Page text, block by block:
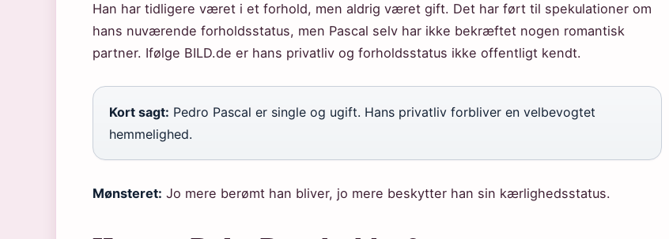
Han har tidligere været i et forhold, men aldrig været gift. Det har ført til spekulationer om
hans nuværende forholdsstatus, men Pascal selv har ikke bekræftet nogen romantisk
partner. Ifølge BILD.de er hans privatliv og forholdsstatus ikke offentligt kendt.
Kort sagt: Pedro Pascal er single og ugift. Hans privatliv forbliver en velbevogtet
hemmelighed.
Mønsteret: Jo mere berømt han bliver, jo mere beskytter han sin kærlighedsstatus.